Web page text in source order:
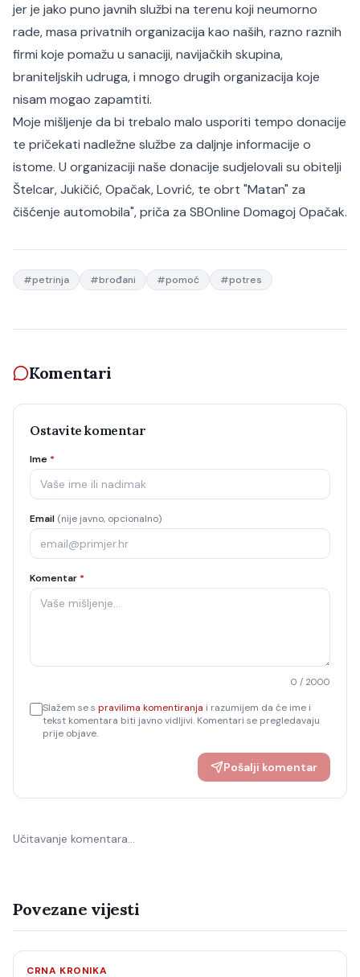
jer je jako puno javnih službi na terenu koji neumorno
rade, masa privatnih organizacija kao naših, razno raznih
firmi koje pomažu u sanaciji, navijačkih skupina,
braniteljskih udruga, i mnogo drugih organizacija koje
nisam mogao zapamtiti.
Moje mišljenje da bi trebalo malo usporiti tempo donacije
te pričekati nadležne službe za daljnje informacije o
istome. U organizaciji naše donacije sudjelovali su obitelji
Štelcar, Jukičić, Opačak, Lovrić, te obrt "Matan" za
čišćenje automobila", priča za SBOnline Domagoj Opačak.
#petrinja #brođani #pomoć #potres
Komentari
Ostavite komentar
Ime *
Email (nije javno, opcionalno)
Komentar *
0 / 2000
Slažem se s pravilima komentiranja i razumijem da će ime i
tekst komentara biti javno vidljivi. Komentari se pregledavaju
prije objave.
Pošalji komentar
Učitavanje komentara…
Povezane vijesti
CRNA KRONIKA